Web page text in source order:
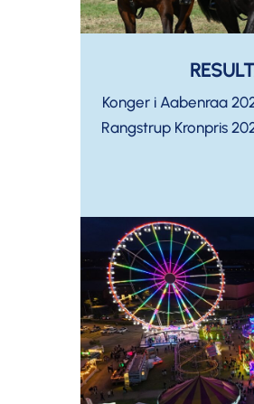
Konger i Aabenraa
Rangstrup Kronpris